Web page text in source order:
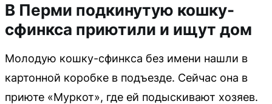
В Перми подкинутую кошку-
сфинкса приютили и ищут дом
Молодую кошку-сфинкса без имени нашли в
картонной коробке в подъезде. Сейчас она в
приюте «Муркот», где ей подыскивают хозяев.